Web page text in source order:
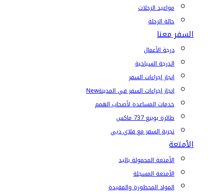
مواعيد الرحلات
حالة الرحلة
السفر معنا
درجة الأعمال
الدرجة السياحية
إنجاز إجراءات السفر
إنجاز إجراءات السفر في المدينةNew
خدمات المساعدة لأصحاب الهمم
طائرة بوينغ 737 ماكس
تجربة السفر مع فلاي دبي
الأمتعة
الأمتعة المحمولة باليد
الأمتعة المسجلة
المواد المحظورة والمقيدة